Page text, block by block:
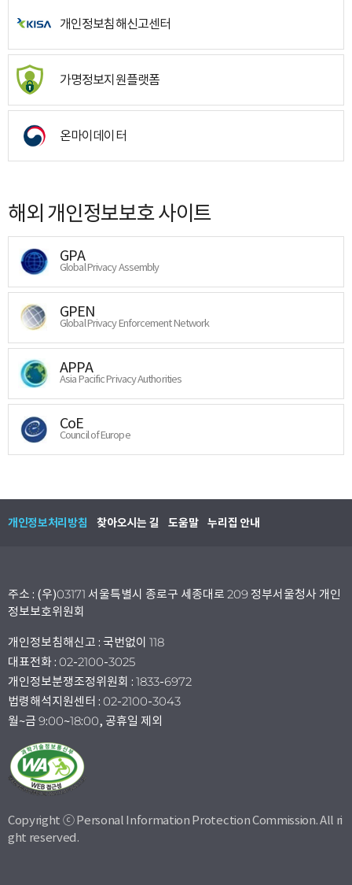
개인정보침해신고센터
가명정보지원플랫폼
온마이데이터
해외 개인정보보호 사이트
GPA
Global Privacy Assembly
GPEN
Global Privacy Enforcement Network
APPA
Asia Pacific Privacy Authorities
CoE
Council of Europe
개인정보처리방침 찾아오시는 길 도움말 누리집 안내
주소 : (우)03171 서울특별시 종로구 세종대로 209 정부서울청사 개인
정보보호위원회
개인정보침해신고 : 국번없이 118
대표전화 : 02-2100-3025
개인정보분쟁조정위원회 : 1833-6972
법령해석지원센터 : 02-2100-3043
월~금 9:00~18:00, 공휴일 제외
Copyright ⓒ Personal Information Protection Commission. All ri
ght reserved.